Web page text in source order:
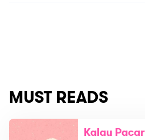
MUST READS
Kalau